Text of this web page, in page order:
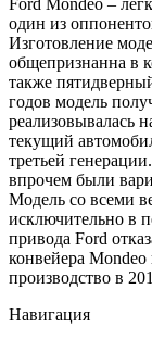
один из
Изготовление
общепризнанна в
также
годов модель
реализовывалась
текущий
третьей
впрочем были
Модель со всеми
исключительно в
привода Ford
конвейера
производство в
Навигация